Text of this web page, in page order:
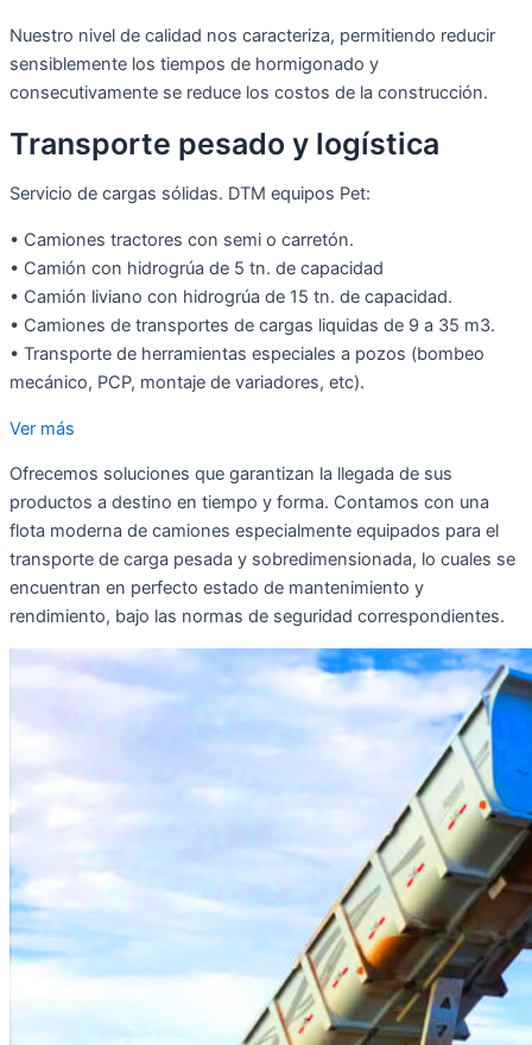
Nuestro nivel de calidad nos caracteriza, permitiendo reducir
sensiblemente los tiempos de hormigonado y
consecutivamente se reduce los costos de la construcción.
Transporte pesado y logística
Servicio de cargas sólidas. DTM equipos Pet:
• Camiones tractores con semi o carretón.
• Camión con hidrogrúa de 5 tn. de capacidad
• Camión liviano con hidrogrúa de 15 tn. de capacidad.
• Camiones de transportes de cargas liquidas de 9 a 35 m3.
• Transporte de herramientas especiales a pozos (bombeo
mecánico, PCP, montaje de variadores, etc).
Ver más
Ofrecemos soluciones que garantizan la llegada de sus
productos a destino en tiempo y forma. Contamos con una
flota moderna de camiones especialmente equipados para el
transporte de carga pesada y sobredimensionada, lo cuales se
encuentran en perfecto estado de mantenimiento y
rendimiento, bajo las normas de seguridad correspondientes.